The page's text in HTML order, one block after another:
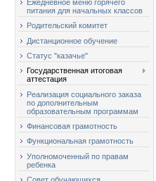
Ежедневное меню горячего
питания для начальных классов
Родительский комитет
Дистанционное обучение
Статус "казачье"
Государственная итоговая
аттестация
Реализация социального заказа
по дополнительным
образовательным программам
Финансовая грамотность
Функциональная грамотность
Уполномоченный по правам
ребенка